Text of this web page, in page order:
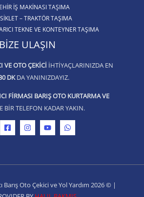
İŞ MAKINASI TAŞIMA
– TRAKTÖR TAŞIMA
TEKNE VE KONTEYNER TAŞIMA
BIZE ULAŞIN
VE OTO ÇEKICI IHTIYAÇLARINIZDA EN
DKDA YANINIZDAYIZ.
FIRMASI BARIŞ OTO KURTARMA VE
BIR TELEFON KADAR YAKIN.
Barış Oto Çekici ve Yol Yardım 2026 © |